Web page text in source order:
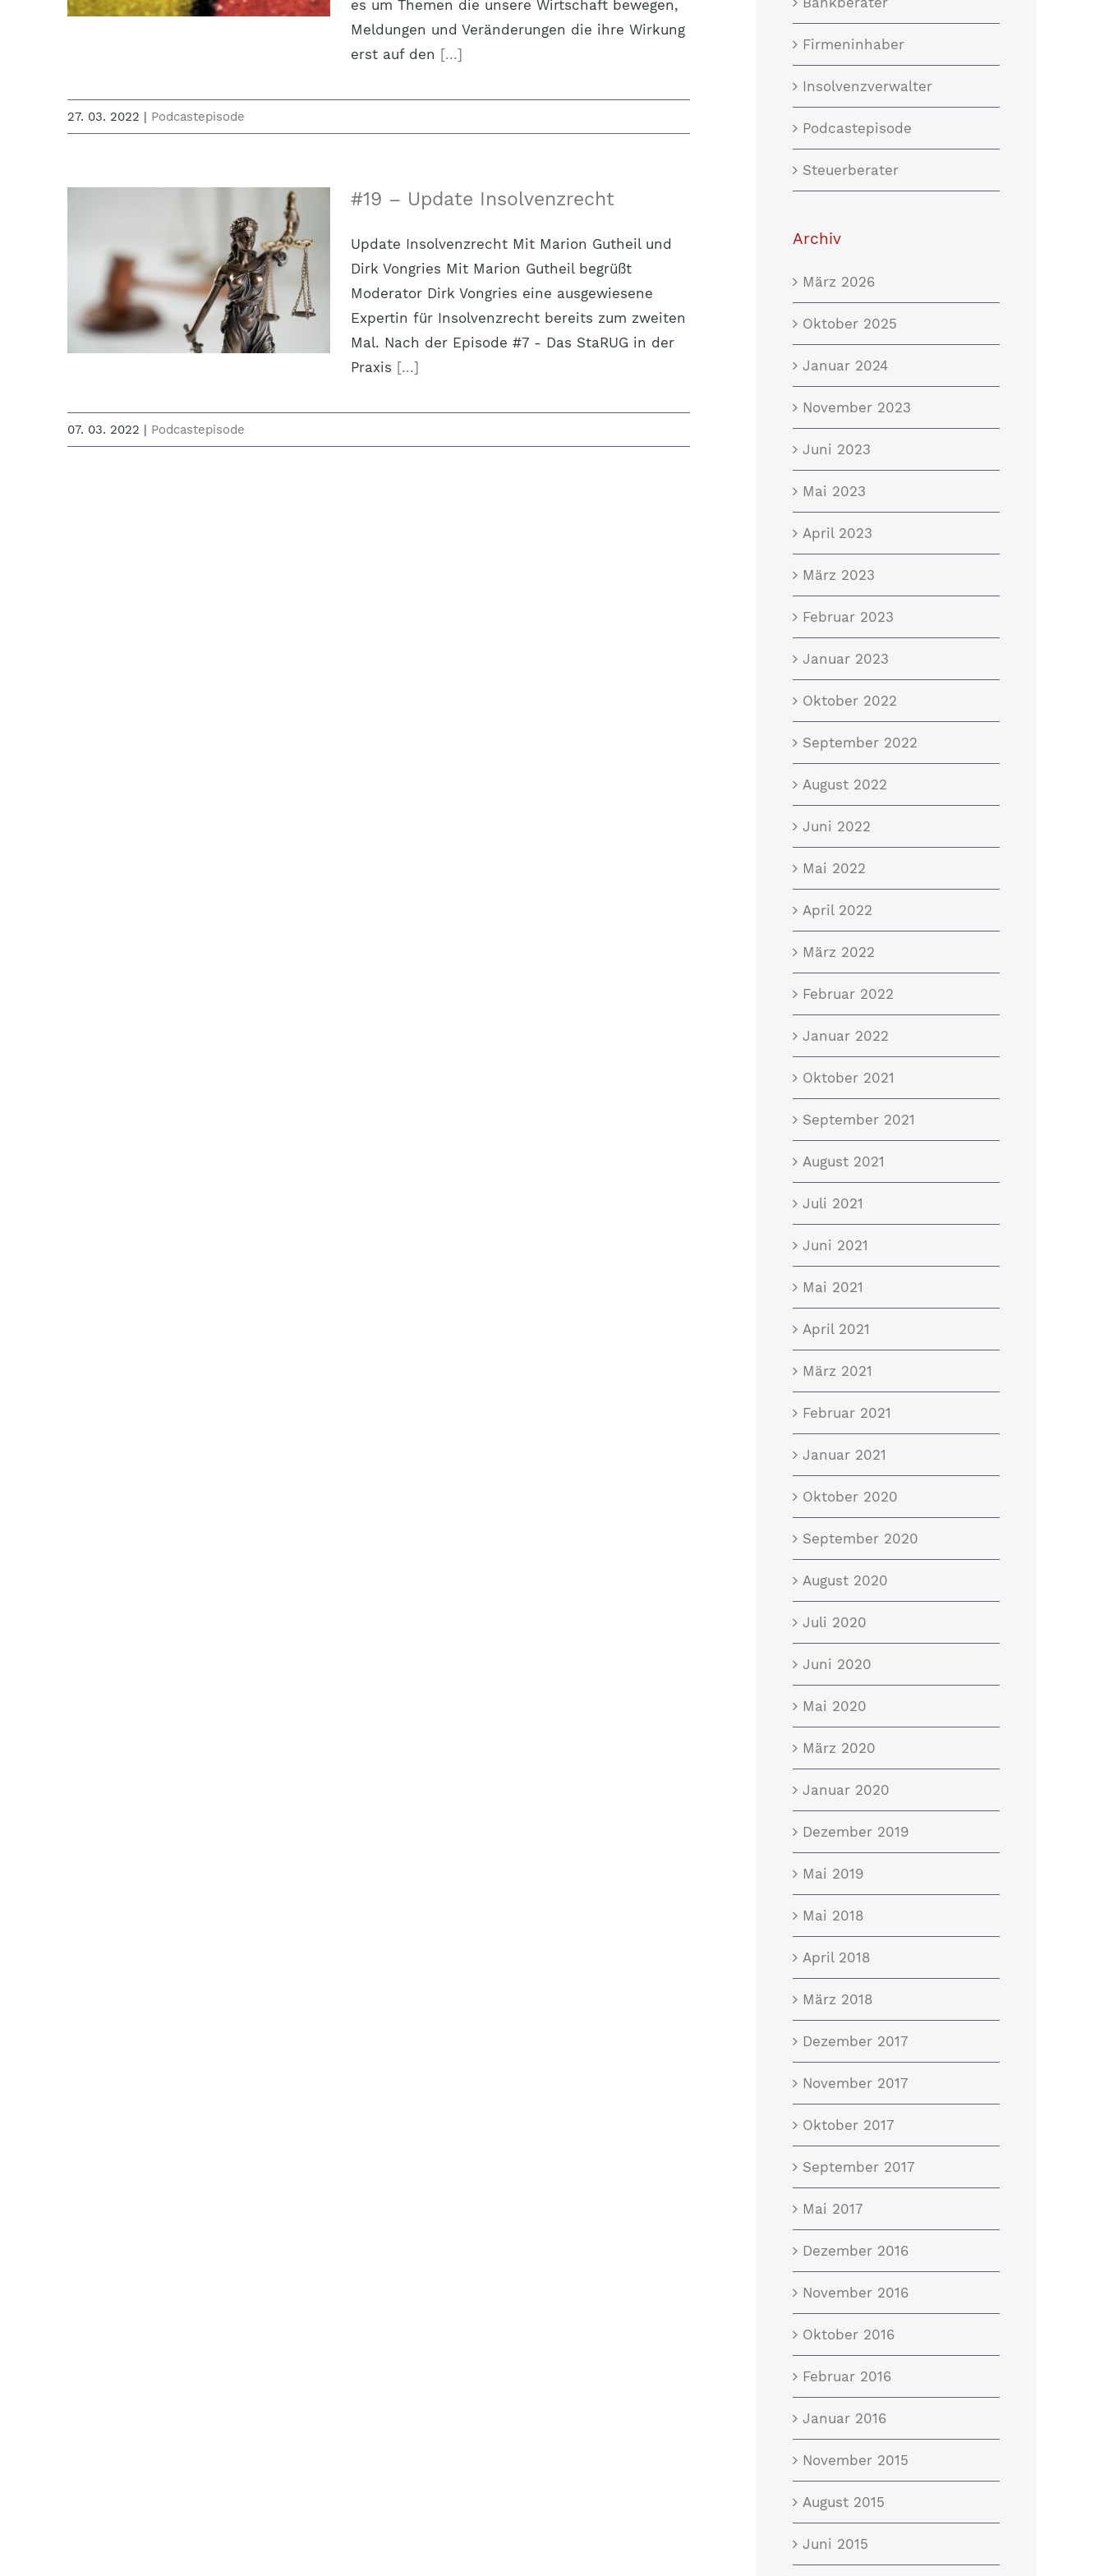
es um Themen die unsere Wirtschaft bewegen,
Meldungen und Veränderungen die ihre Wirkung
erst auf den [...]
27. 03. 2022 | Podcastepisode
#19 – Update Insolvenzrecht
Update Insolvenzrecht Mit Marion Gutheil und
Dirk Vongries Mit Marion Gutheil begrüßt
Moderator Dirk Vongries eine ausgewiesene
Expertin für Insolvenzrecht bereits zum zweiten
Mal. Nach der Episode #7 - Das StaRUG in der
Praxis [...]
07. 03. 2022 | Podcastepisode
Firmeninhaber
Insolvenzverwalter
Podcastepisode
Steuerberater
Archiv
März 2026
Oktober 2025
Januar 2024
November 2023
Juni 2023
Mai 2023
April 2023
März 2023
Februar 2023
Januar 2023
Oktober 2022
September 2022
August 2022
Juni 2022
Mai 2022
April 2022
März 2022
Februar 2022
Januar 2022
Oktober 2021
September 2021
August 2021
Juli 2021
Juni 2021
Mai 2021
April 2021
März 2021
Februar 2021
Januar 2021
Oktober 2020
September 2020
August 2020
Juli 2020
Juni 2020
Mai 2020
März 2020
Januar 2020
Dezember 2019
Mai 2019
Mai 2018
April 2018
März 2018
Dezember 2017
November 2017
Oktober 2017
September 2017
Mai 2017
Dezember 2016
November 2016
Oktober 2016
Februar 2016
Januar 2016
November 2015
August 2015
Juni 2015